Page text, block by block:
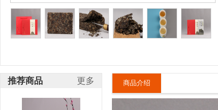
推荐商品 更多 商品介绍